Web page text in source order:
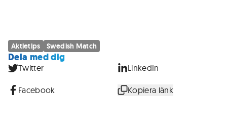
Aktietips Swedish Match
Dela med dig
Twitter LinkedIn
Facebook Kopiera länk